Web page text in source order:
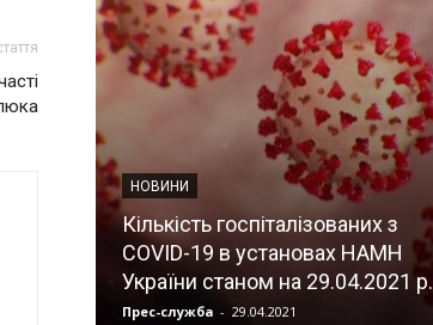
НОВИНИ
Кількість госпіталізованих з
COVID-19 в установах НАМН
України станом на 29.04.2021 р.
Прес-служба - 29.04.2021